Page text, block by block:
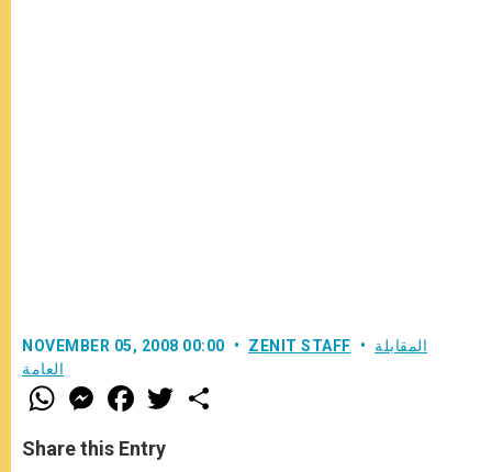
NOVEMBER 05, 2008 00:00 ZENIT STAFF
المقابلة
العامة
W
h
t
s
M
e
s
e
F
a
e
b
w
Share this Entry